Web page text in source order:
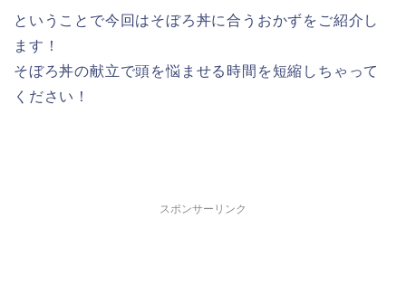
ということで今回はそぼろ丼に合うおかずをご紹介 し
ます！
そぼろ丼の献立で頭を悩ませる時間を短縮しちゃって
ください！
スポンサーリンク